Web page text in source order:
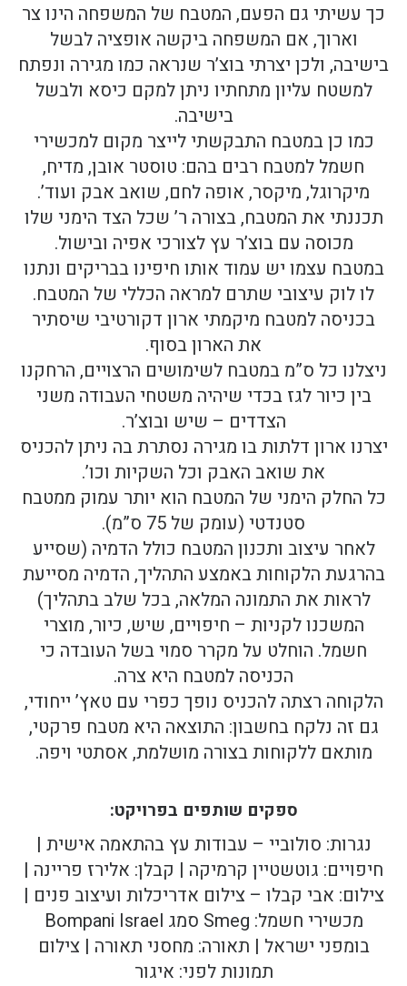
כך עשיתי גם הפעם, המטבח של המשפחה הינו צר
וארוך, אם המשפחה ביקשה אופציה לבשל
בישיבה, ולכן יצרתי בוצ’ר שנראה כמו מגירה ונפתח
למשטח עליון מתחתיו ניתן למקם כיסא ולבשל
בישיבה.
כמו כן במטבח התבקשתי לייצר מקום למכשירי
חשמל למטבח רבים בהם: טוסטר אובן, מדיח,
מיקרוגל, מיקסר, אופה לחם, שואב אבק ועוד’.
תכננתי את המטבח, בצורה ר’ שכל הצד הימני שלו
מכוסה עם בוצ’ר עץ לצורכי אפיה ובישול.
במטבח עצמו יש עמוד אותו חיפינו בבריקים ונתנו
לו לוק עיצובי שתרם למראה הכללי של המטבח.
בכניסה למטבח מיקמתי ארון דקורטיבי שיסתיר
את הארון בסוף.
ניצלנו כל ס”מ במטבח לשימושים הרצויים, הרחקנו
בין כיור לגז בכדי שיהיה משטחי העבודה משני
הצדדים – שיש ובוצ’ר.
יצרנו ארון דלתות בו מגירה נסתרת בה ניתן להכניס
את שואב האבק וכל השקיות וכו’.
כל החלק הימני של המטבח הוא יותר עמוק ממטבח
סטנדטי (עומק של 75 ס”מ).
לאחר עיצוב ותכנון המטבח כולל הדמיה (שסייע
בהרגעת הלקוחות באמצע התהליך, הדמיה מסייעת
לראות את התמונה המלאה, בכל שלב בתהליך)
המשכנו לקניות – חיפויים, שיש, כיור, מוצרי
חשמל. הוחלט על מקרר סמוי בשל העובדה כי
הכניסה למטבח היא צרה.
הלקוחה רצתה להכניס נופך כפרי עם טאץ’ ייחודי,
גם זה נלקח בחשבון: התוצאה היא מטבח פרקטי,
מותאם ללקוחות בצורה מושלמת, אסתטי ויפה.
ספקים שותפים בפרויקט:
נגרות: סולוביי – עבודות עץ בהתאמה אישית |
חיפויים: גוטשטיין קרמיקה | קבלן: אלירז פריינה |
צילום: אבי קבלו – צילום אדריכלות ועיצוב פנים |
מכשירי חשמל: Smeg סמג Bompani Israel
בומפני ישראל | תאורה: מחסני תאורה | צילום
תמונות לפני: איגור